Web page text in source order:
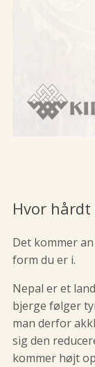
Hvor hårdt
Det kommer
form du er i.
Nepal er et
bjerge følger
man derfor
sig den
kommer højt